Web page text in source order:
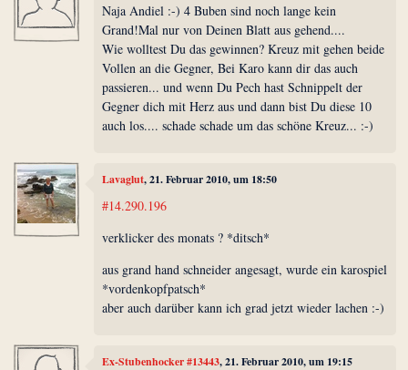
Naja Andiel :-) 4 Buben sind noch lange kein
Grand!Mal nur von Deinen Blatt aus gehend....
Wie wolltest Du das gewinnen? Kreuz mit gehen beide
Vollen an die Gegner, Bei Karo kann dir das auch
passieren... und wenn Du Pech hast Schnippelt der
Gegner dich mit Herz aus und dann bist Du diese 10
auch los.... schade schade um das schöne Kreuz... :-)
Lavaglut, 21. Februar 2010, um 18:50
#14.290.196
verklicker des monats ? *ditsch*
aus grand hand schneider angesagt, wurde ein karospiel
*vordenkopfpatsch*
aber auch darüber kann ich grad jetzt wieder lachen :-)
Ex-Stubenhocker #13443, 21. Februar 2010, um 19:15